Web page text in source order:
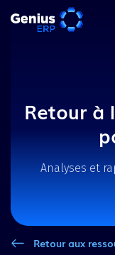
Retour à
Analyses et
Retour aux